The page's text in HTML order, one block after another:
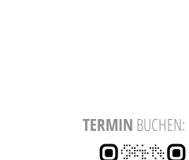
TERMIN BUCHEN: